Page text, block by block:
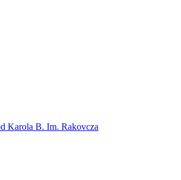
Karola B. Im. Rakovcza